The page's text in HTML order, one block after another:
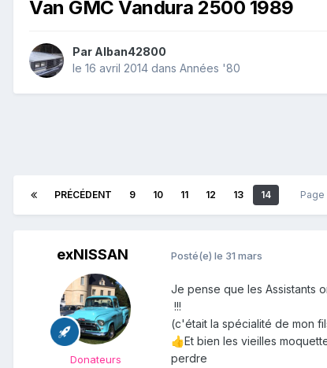
Van GMC Vandura 2500 1989
Par Alban42800
le 16 avril 2014 dans Années '80
PRÉCÉDENT 9 10 11 12 13 14 Page
exNISSAN
Donateurs
Posté(e) le 31 mars
Je pense que les Assistants
!!!
(c'était la spécialité de mon
👍Et bien les vieilles
perdre